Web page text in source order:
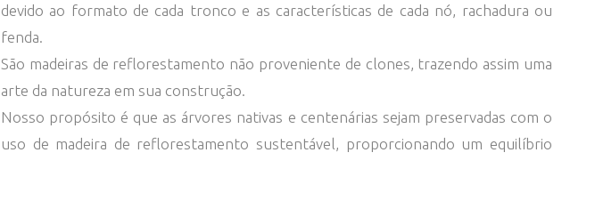
devido ao formato de cada tronco e as características de cada nó, rachadura ou
fenda.
São madeiras de reflorestamento não proveniente de clones, trazendo assim uma
arte da natureza em sua construção.
Nosso propósito é que as árvores nativas e centenárias sejam preservadas com o
uso de madeira de reflorestamento sustentável, proporcionando um equilíbrio